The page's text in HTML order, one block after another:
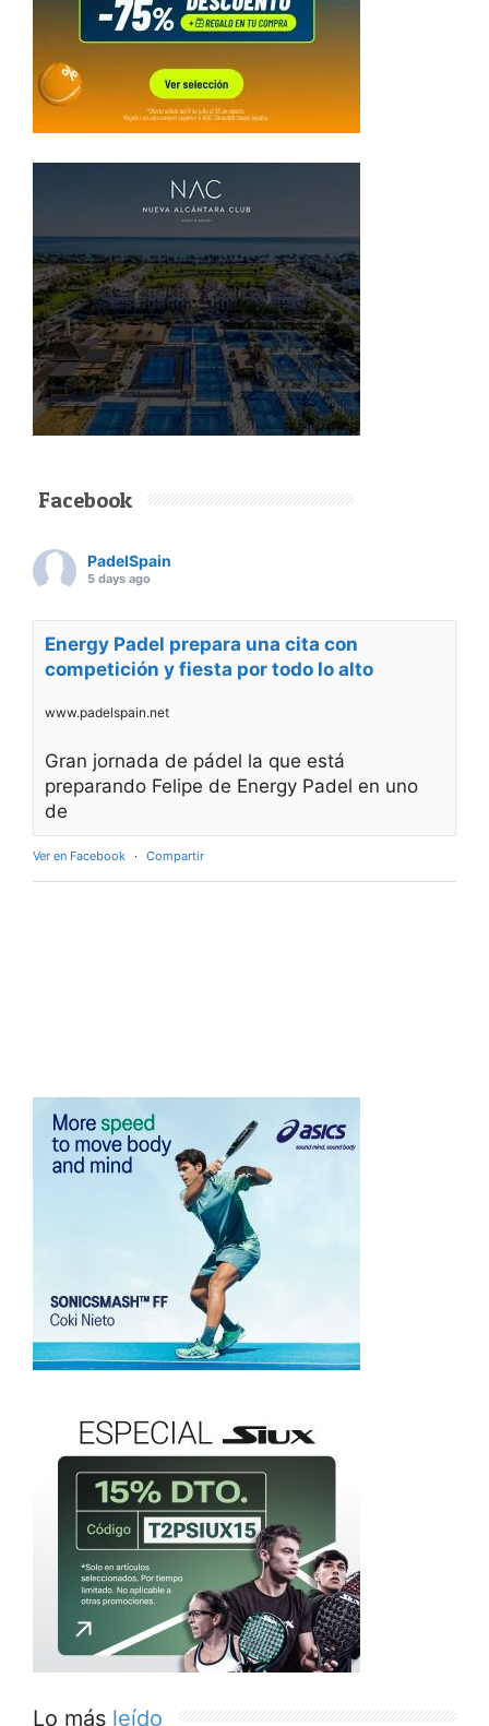
Facebook
PadelSpain
5 days ago
Energy Padel prepara una cita con
competición y fiesta por todo lo alto
www.padelspain.net
Gran jornada de pádel la que está
preparando Felipe de Energy Padel en uno
de
Ver en Facebook · Compartir
Lo más leído